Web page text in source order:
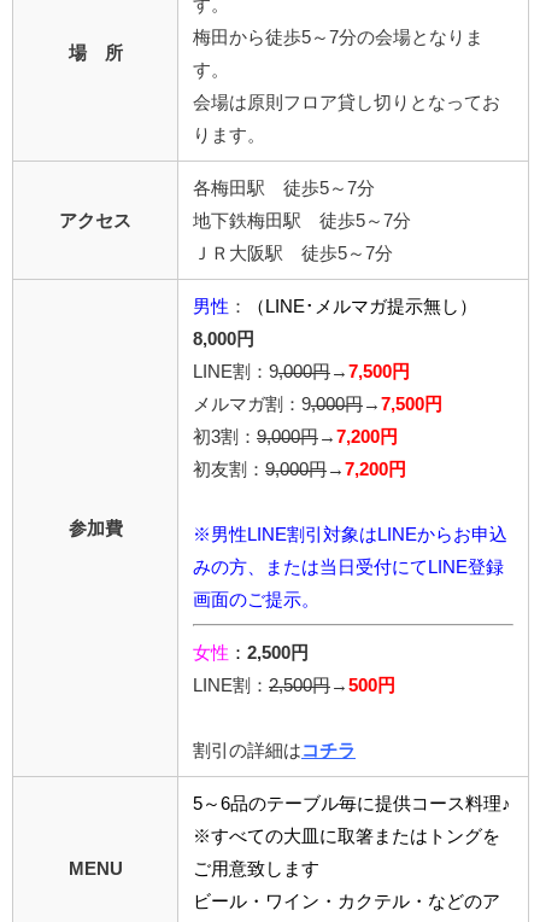
場 所
す。
梅田から徒歩5～7分の会場となりま
す。
会場は原則フロア貸し切りとなってお
ります。
アクセス
各梅田駅 徒歩5～7分
地下鉄梅田駅 徒歩5～7分
ＪＲ大阪駅 徒歩5～7分
参加費
男性 ：
（LINE･メルマガ提示無し）
8,000円
LINE割：9,000円 → 7,500円
メルマガ割：9,000円 → 7,500円
初3割： 9,000円 → 7,200円
初友割： 9,000円 → 7,200円
※男性LINE割引対象はLINEからお申込
みの方、または当日受付にてLINE登録
画面のご提示。
女性 ： 2,500円
LINE割： 2,500円 → 500円
割引の詳細は コチラ
MENU
5～6品のテーブル毎に提供コース料理♪
※すべての大皿に取箸またはトングを
ご用意致します
ビール・ワイン・カクテル・などのア